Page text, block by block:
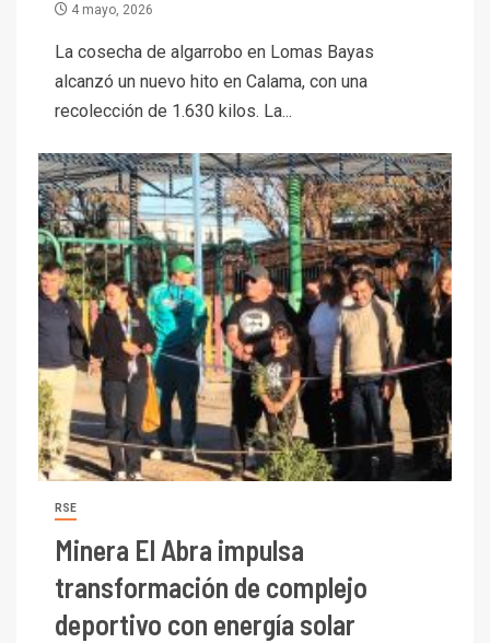
4 mayo, 2026
La cosecha de algarrobo en Lomas Bayas
alcanzó un nuevo hito en Calama, con una
recolección de 1.630 kilos. La...
RSE
Minera El Abra impulsa
transformación de complejo
deportivo con energía solar